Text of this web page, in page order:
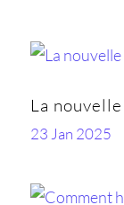
La
23 Jan 2025